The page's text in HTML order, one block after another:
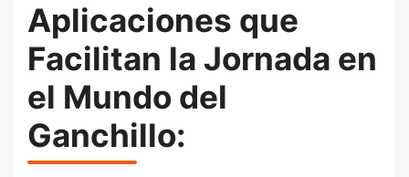
Aplicaciones que
Facilitan la Jornada en
el Mundo del
Ganchillo: